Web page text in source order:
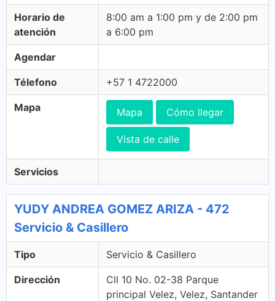
Horario de
atención
8:00 am a 1:00 pm y de 2:00 pm
a 6:00 pm
Agendar
Télefono +57 1 4722000
Mapa Mapa Cómo llegar
Vista de calle
Servicios
YUDY ANDREA GOMEZ ARIZA - 472
Servicio & Casillero
Tipo Servicio & Casillero
Dirección
Cll 10 No. 02-38 Parque
principal Velez, Velez, Santander